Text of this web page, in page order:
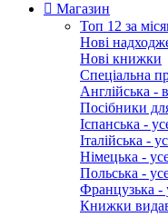
Магазин
Топ 12 за
Нові
Нові книжки
Спеціальна
Англійська -
Посібники
Іспанська -
Італійська -
Німецька -
Польська -
Французька -
Книжки